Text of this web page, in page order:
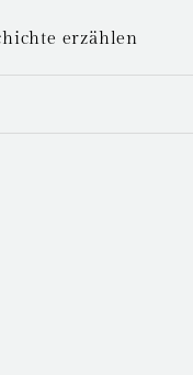
erzählen